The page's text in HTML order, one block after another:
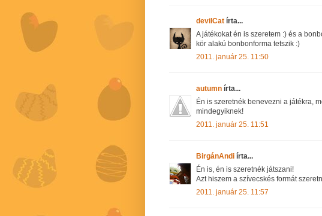
devilCat írta...
A játékokat én is szeretem :) és a
kör alakú bonbonforma tetszik :)
2011. január 25. 11:50
autumn írta...
Én is szeretnék benevezni a játékra,
mindegyiknek!
2011. január 25. 11:51
BirgánAndi írta...
Én is, én is szeretnék játszani!
Azt hiszem a szívecskés formát
2011. január 25. 11:57